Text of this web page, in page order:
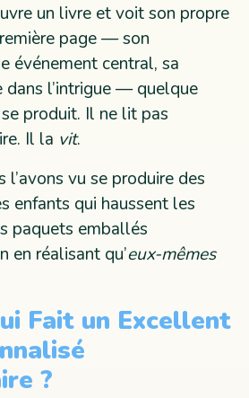
un livre et voit son propre
page — son
événement central, sa
dans l’intrigue — quelque
produit. Il ne lit pas
Il la vit.
l’avons vu se produire des
enfants qui haussent les
paquets emballés
en réalisant qu’eux-mêmes
Fait un Excellent
?